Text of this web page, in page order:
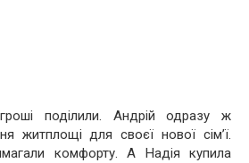
поділили. Андрій одразу ж
житплощі для своєї нової сім’ї.
комфорту. А Надія купила